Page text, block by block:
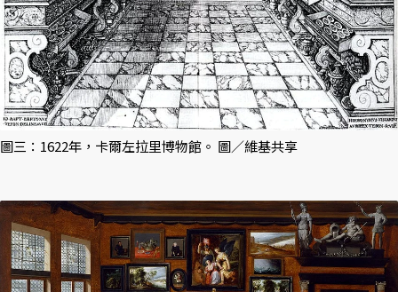
圖三：1622年，卡爾左拉里博物館。 圖／維基共享